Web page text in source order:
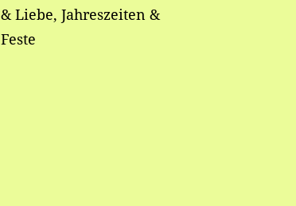
& Liebe, Jahreszeiten &
Feste